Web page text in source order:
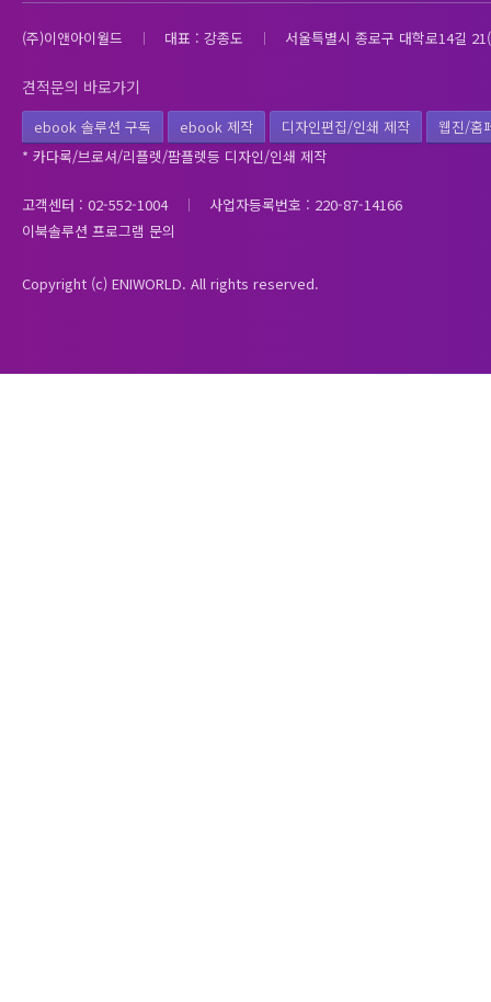
(주)이앤아이월드 대표 : 강종도 서울특별시 종로구 대학로14길
견적문의 바로가기
ebook 솔루션 구독 ebook 제작 디자인편집/인쇄 제작
웹진/홈
* 카다록/브로셔/리플렛/팜플렛등 디자인/인쇄 제작
고객센터 : 02-552-1004
사업자등록번호 : 220-87-14166
이북솔루션 프로그램 문의
Copyright (c) ENIWORLD. All rights reserved.